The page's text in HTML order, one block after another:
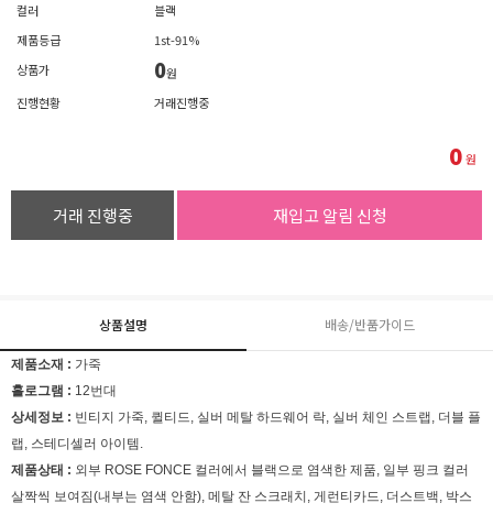
컬러
블랙
제품등급
1st-91%
상품가
0원
진행현황
거래진행중
0원
거래 진행중 재입고 알림 신청
상품설명 배송/반품가이드
제품소재 : 가죽
홀로그램 : 12번대
상세정보 : 빈티지 가죽, 퀼티드, 실버 메탈 하드웨어 락, 실버 체인 스트랩, 더블 플
랩, 스테디셀러 아이템.
제품상태 : 외부 ROSE FONCE 컬러에서 블랙으로 염색한 제품, 일부 핑크 컬러
살짝씩 보여짐(내부는 염색 안함), 메탈 잔 스크래치, 게런티카드, 더스트백, 박스